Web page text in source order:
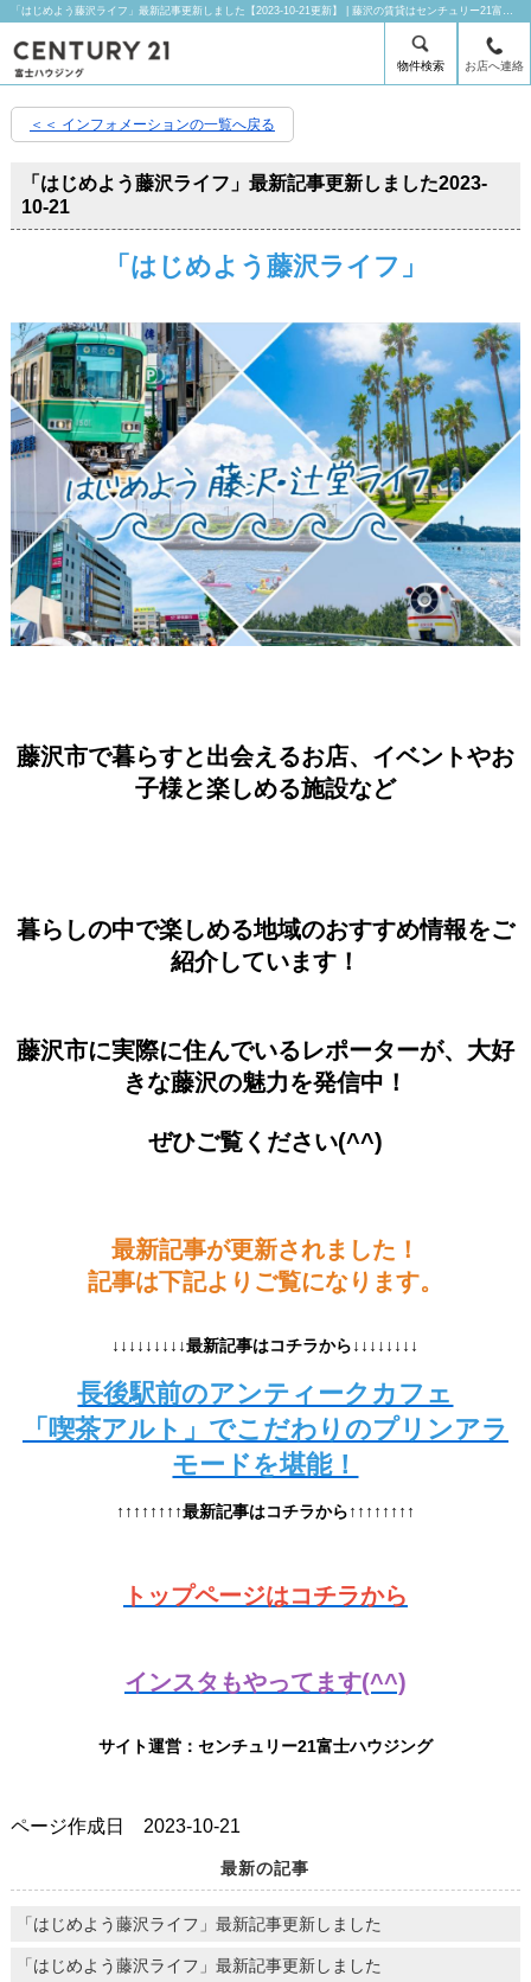
「はじめよう藤沢ライフ」最新記事更新しました【2023-10-21更新】 | 藤沢の賃貸はセンチュリー21富士ハウジングにお任せ下さい！
物件検索 お店へ連絡
＜＜ インフォメーションの一覧へ戻る
「はじめよう藤沢ライフ」最新記事更新しました2023-
10-21
「はじめよう藤沢ライフ」
藤沢市で暮らすと出会えるお店、イベントやお
子様と楽しめる施設など
暮らしの中で楽しめる地域のおすすめ情報をご
紹介しています！
藤沢市に実際に住んでいるレポーターが、大好
きな藤沢の魅力を発信中！
ぜひご覧ください(^^)
最新記事が更新されました！
記事は下記よりご覧になります。
↓↓↓↓↓↓↓↓↓最新記事はコチラから↓↓↓↓↓↓↓↓
長後駅前のアンティークカフェ
「喫茶アルト」でこだわりのプリンアラ
モードを堪能！
↑↑↑↑↑↑↑↑最新記事はコチラから↑↑↑↑↑↑↑↑
トップページはコチラから
インスタもやってます(^^)
サイト運営：センチュリー21富士ハウジング
ページ作成日 2023-10-21
最新の記事
「はじめよう藤沢ライフ」最新記事更新しました
「はじめよう藤沢ライフ」最新記事更新しました